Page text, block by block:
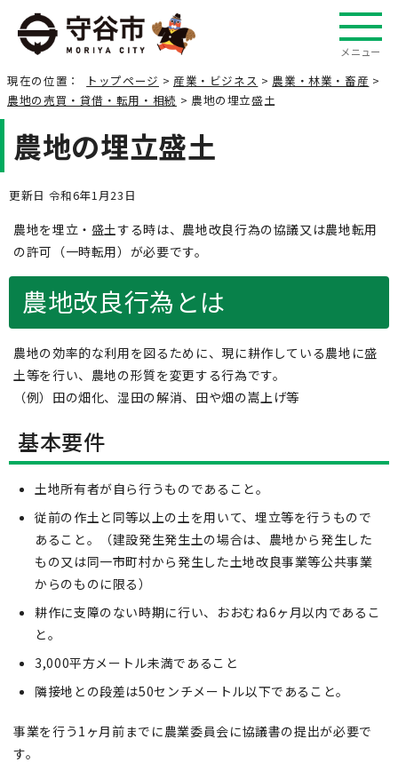
メニュー
現在の位置： トップページ > 産業・ビジネス > 農業・林業・畜産 >
農地の売買・貸借・転用・相続 > 農地の埋立盛土
農地の埋立盛土
更新日 令和6年1月23日
農地を埋立・盛土する時は、農地改良行為の協議又は農地転用
の許可（一時転用）が必要です。
農地改良行為とは
農地の効率的な利用を図るために、現に耕作している農地に盛
土等を行い、農地の形質を変更する行為です。
（例）田の畑化、湿田の解消、田や畑の嵩上げ等
基本要件
土地所有者が自ら行うものであること。
従前の作土と同等以上の土を用いて、埋立等を行うもので
あること。（建設発生発生土の場合は、農地から発生した
もの又は同一市町村から発生した土地改良事業等公共事業
からのものに限る）
耕作に支障のない時期に行い、おおむね6ヶ月以内であるこ
と。
3,000平方メートル未満であること
隣接地との段差は50センチメートル以下であること。
事業を行う1ヶ月前までに農業委員会に協議書の提出が必要で
す。